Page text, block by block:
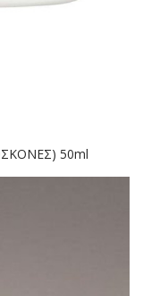
50ml